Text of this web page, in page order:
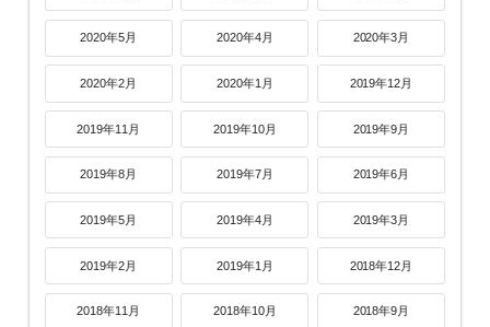
2020年5月 2020年4月 2020年3月
2020年2月 2020年1月 2019年12月
2019年11月 2019年10月 2019年9月
2019年8月 2019年7月 2019年6月
2019年5月 2019年4月 2019年3月
2019年2月 2019年1月 2018年12月
2018年11月 2018年10月 2018年9月